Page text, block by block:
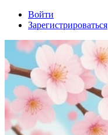
Войти
Зарегистрироваться